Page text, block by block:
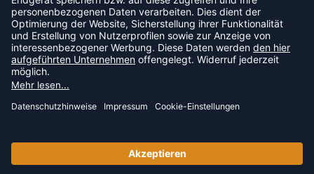
NEUIGKEIT ODER AKTION MEHR.
JETZT ANMELDEN